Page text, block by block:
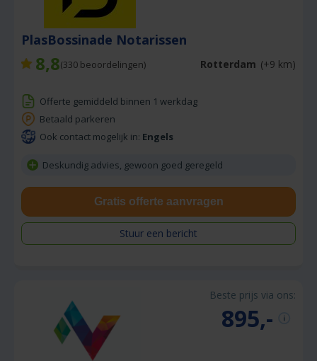
PlasBossinade Notarissen
8,8(330 beoordelingen) Rotterdam (+9 km)
Offerte gemiddeld binnen 1 werkdag
Betaald parkeren
Ook contact mogelijk in: Engels
Deskundig advies, gewoon goed geregeld
Gratis offerte aanvragen
Stuur een bericht
Beste prijs via ons:
895,-